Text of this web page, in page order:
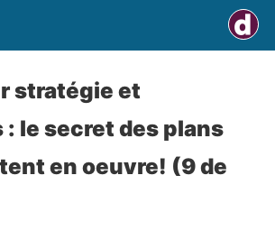
stratégie et
le secret des plans
en oeuvre! (9 de